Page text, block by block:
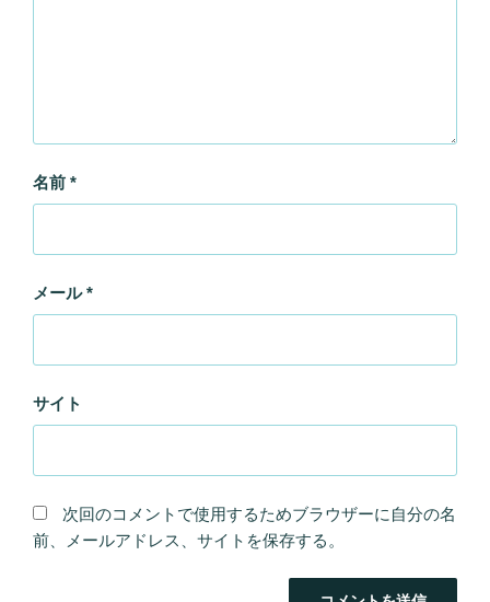
名前 *
メール*
サイト
次回のコメントで使用するためブラウザーに自分の名
前、メールアドレス、サイトを保存する。